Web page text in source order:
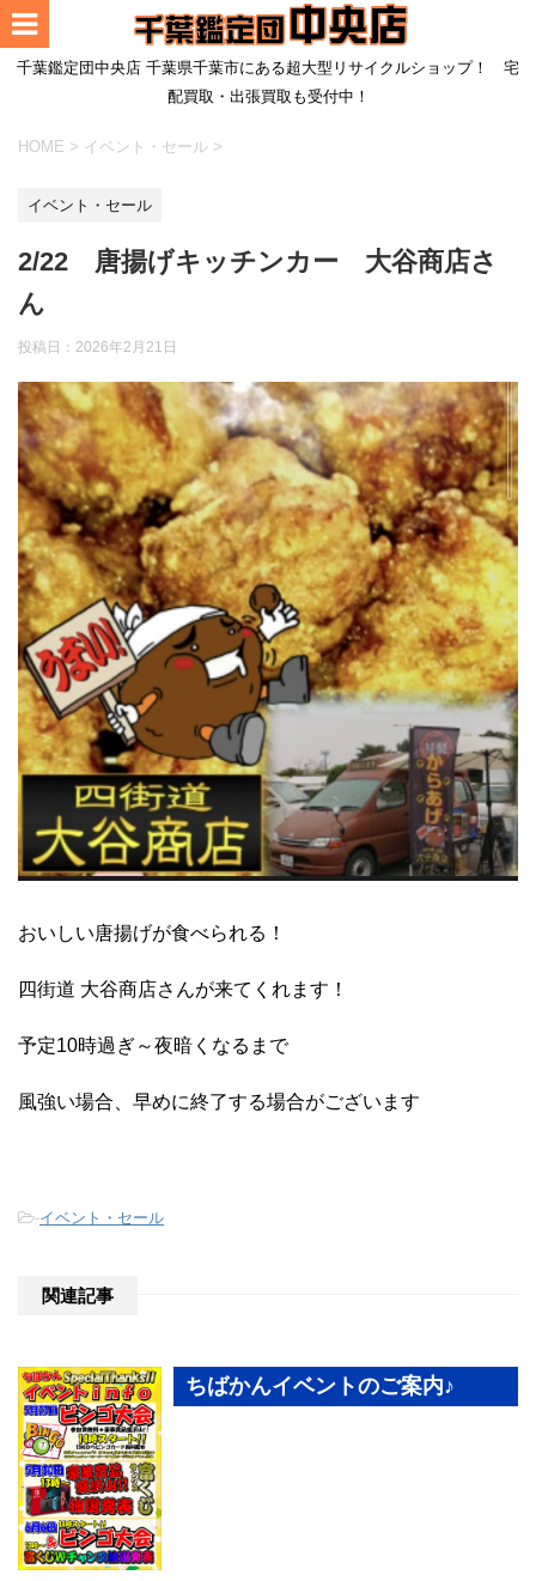
千葉鑑定団中央店 千葉県千葉市にある超大型リサイクルショップ！ 宅
配買取・出張買取も受付中！
HOME > イベント・セール >
イベント・セール
2/22 唐揚げキッチンカー 大谷商店さ
ん
投稿日： 2026年2月21日
おいしい唐揚げが食べられる！
四街道 大谷商店さんが来てくれます！
予定10時過ぎ～夜暗くなるまで
風強い場合、早めに終了する場合がございます
-イベント・セール
関連記事
ちばかんイベントのご案内♪